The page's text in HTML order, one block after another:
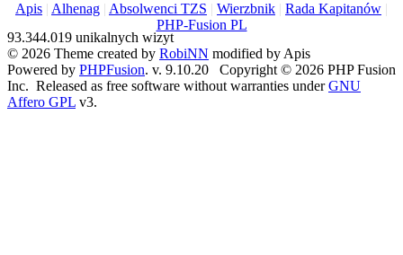
Apis | Alhenag | Absolwenci TZS | Wierzbnik | Rada Kapitanów |
PHP-Fusion PL
93.344.019 unikalnych wizyt
© 2026 Theme created by RobiNN modified by Apis
Powered by PHPFusion. v. 9.10.20 Copyright © 2026 PHP Fusion
Inc. Released as free software without warranties underGNU
Affero GPL v3.